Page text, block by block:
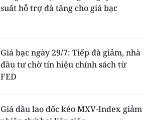
suất hỗ trợ đà tăng cho giá bạc
Giá bạc ngày 29/7: Tiếp đà giảm, nhà
đầu tư chờ tín hiệu chính sách từ
FED
Giá dầu lao dốc kéo MXV-Index giảm